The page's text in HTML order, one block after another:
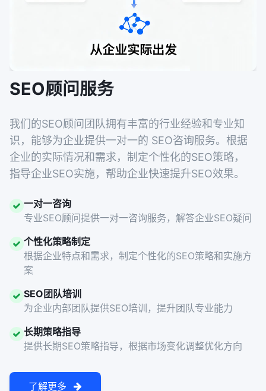
SEO顾问服务
我们的SEO顾问团队拥有丰富的行业经验和专业知
识，能够为企业提供一对一的 SEO咨询服务。根据
企业的实际情况和需求，制定个性化的SEO策略，
指导企业SEO实施，帮助企业快速提升SEO效果。
一对一咨询
专业SEO顾问提供一对一咨询服务，解答企业SEO疑问
个性化策略制定
根据企业特点和需求，制定个性化的SEO策略和实施方
案
SEO团队培训
为企业内部团队提供SEO培训，提升团队专业能力
长期策略指导
提供长期SEO策略指导，根据市场变化调整优化方向
了解更多